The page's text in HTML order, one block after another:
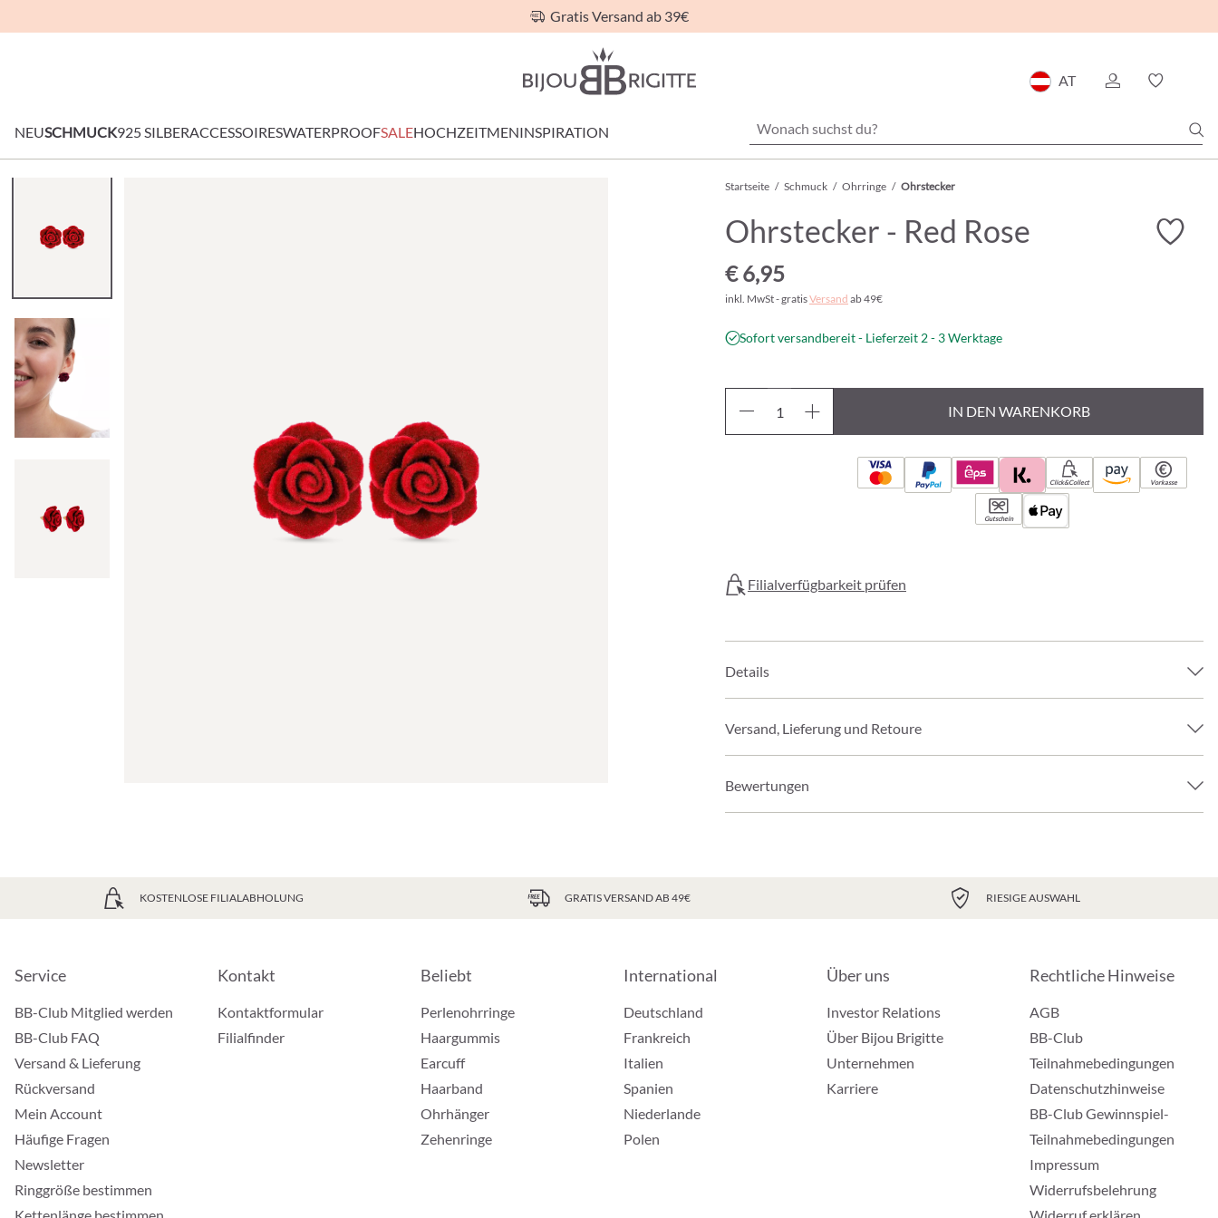
Gratis Versand ab 39€
AT
NEUSCHMUCK925 SILBERACCESSOIRESWATERPROOFSALEHOCHZEITMENINSPIRATION
Startseite / Schmuck / Ohrringe / Ohrstecker
Ohrstecker - Red Rose
€ 6,95
inkl. MwSt - gratisVersand ab 49€
Sofort versandbereit - Lieferzeit 2 - 3 Werktage
IN DEN WARENKORB
Click&Collect Vorkasse
Gutschein
Filialverfügbarkeit prüfen
Details
Versand, Lieferung und Retoure
Bewertungen
KOSTENLOSE FILIALABHOLUNG GRATIS VERSAND AB 49€ RIESIGE AUSWAHL
Service
BB-Club Mitglied werden
BB-Club FAQ
Versand & Lieferung
Rückversand
Mein Account
Häufige Fragen
Newsletter
Ringgröße bestimmen
Kontakt
Kontaktformular
Filialfinder
Beliebt
Perlenohrringe
Haargummis
Earcuff
Haarband
Ohrhänger
Zehenringe
International
Deutschland
Frankreich
Italien
Spanien
Niederlande
Polen
Über uns
Investor Relations
Über Bijou Brigitte
Unternehmen
Karriere
Rechtliche Hinweise
AGB
BB-Club
Teilnahmebedingungen
Datenschutzhinweise
BB-Club Gewinnspiel-
Teilnahmebedingungen
Impressum
Widerrufsbelehrung